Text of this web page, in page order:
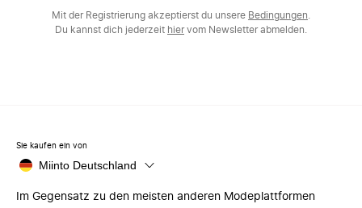
Mit der Registrierung akzeptierst du unsere Bedingungen
Du kannst dich jederzeit hiervom Newsletter abmelden.
Sie kaufen ein von
Miinto Deutschland
Im Gegensatz zu den meisten anderen Modeplattformen